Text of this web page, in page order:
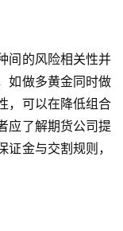
间的风险相关性并
如做多黄金同时做
，可以在降低组合
应了解期货公司提
金与交割规则，